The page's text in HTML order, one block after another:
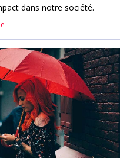
dans notre société.